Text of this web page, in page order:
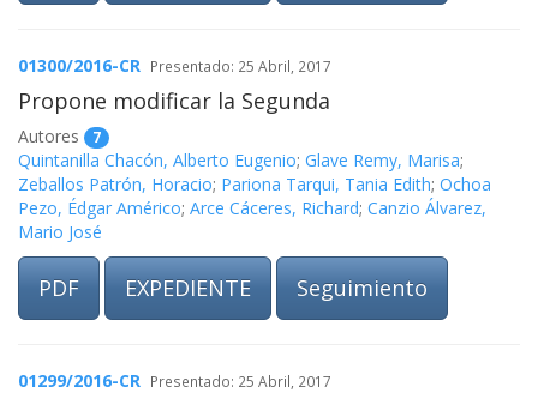
01300/2016-CR Presentado: 25 Abril, 2017
Propone modificar la Segunda
Autores 7
Quintanilla Chacón, Alberto Eugenio; Glave Remy, Marisa;
Zeballos Patrón, Horacio; Pariona Tarqui, Tania Edith; Ochoa
Pezo, Édgar Américo; Arce Cáceres, Richard; Canzio Álvarez,
Mario José
PDF EXPEDIENTE Seguimiento
01299/2016-CR Presentado: 25 Abril, 2017